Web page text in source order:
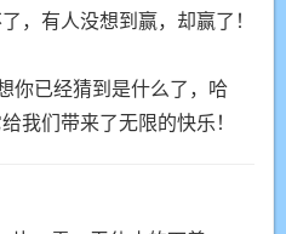
，有人没想到赢，却赢了！
你已经猜到是什么了，哈
我们带来了无限的快乐！